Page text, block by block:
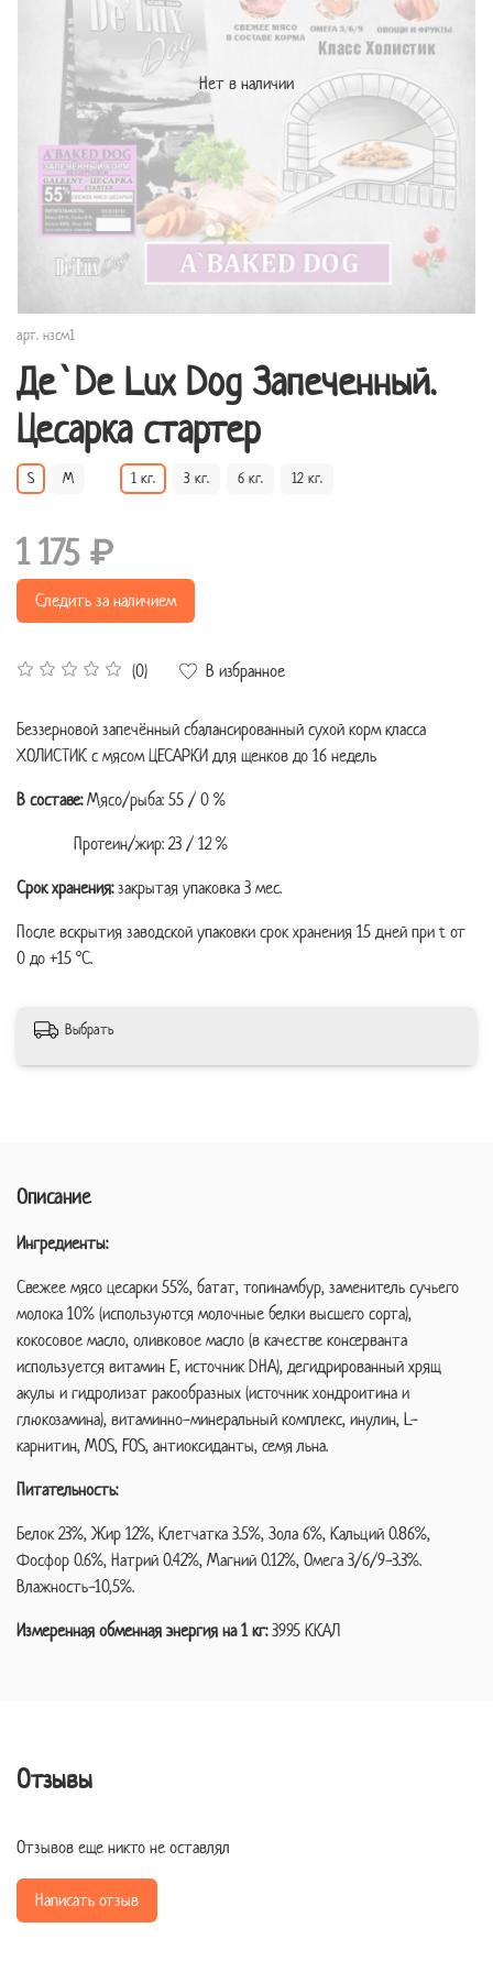
Нет в наличии
арт. нзсм1
Де`De Lux Dog Запеченный.
Цесарка стартер
(0) В избранное
S M 1 кг. 3 кг. 6 кг. 12 кг.
1 175 ₽
Следить за наличием
Беззерновой запечённый сбалансированный сухой корм класса
ХОЛИСТИК с мясом ЦЕСАРКИ для щенков до 16 недель
В составе:Мясо/рыба: 55 / 0 %
Протеин/жир: 23 / 12 %
Срок хранения:закрытая упаковка 3 мес.
После вскрытия заводской упаковки срок хранения 15 дней при t от
0 до +15 °C.
Выбрать
Описание
Ингредиенты:
Cвежее мясо цесарки 55%, батат, топинамбур, заменитель сучьего
молока 10% (используются молочные белки высшего сорта),
кокосовое масло, оливковое масло (в качестве консерванта
используется витамин Е, источник DHA), дегидрированный хрящ
акулы и гидролизат ракообразных (источник хондроитина и
глюкозамина), витаминно-минеральный комплекс, инулин, L-
карнитин, MOS, FOS, антиоксиданты, семя льна.
Питательность:
Белок 23%, Жир 12%, Клетчатка 3.5%, Зола 6%, Кальций 0.86%,
Фосфор 0.6%, Натрий 0.42%, Магний 0.12%, Омега 3/6/9-3.3%.
Влажность-10,5%.
Измеренная обменная энергия на 1 кг:3995 ККАЛ
Отзывы
Отзывов еще никто не оставлял
Написать отзыв